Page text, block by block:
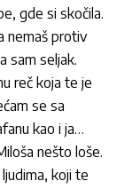
gde si skočila.
nemaš protiv
sam seljak.
reč koja te je
se sa
kao i ja…
nešto loše.
koji te